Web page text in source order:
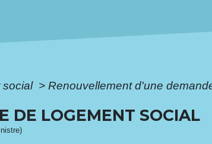
social > Renouvellement d'une
DE LOGEMENT SOCIAL